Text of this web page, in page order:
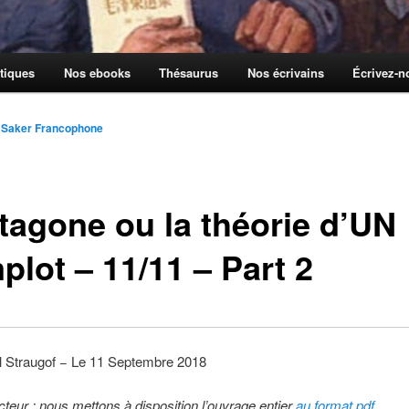
Nos ebooks Thésaurus Nos écrivains Écrivez-
ou la théorie d’UN
– 11/11 – Part 2
Francophone
Straugof − Le 11 Septembre 2018
: nous mettons à disposition l’ouvrage entierau format pdf.